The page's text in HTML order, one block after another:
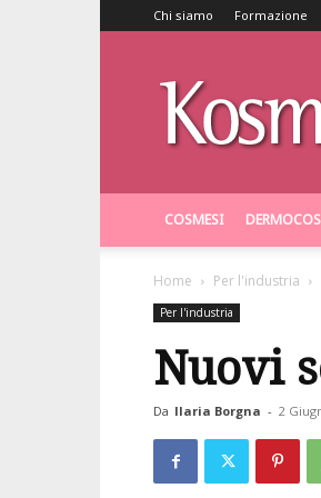
Chi siamo Formazione
COSMESI
Home Per l'industria
Per l'industria
Nuovi
Da Ilaria Borgna - 2